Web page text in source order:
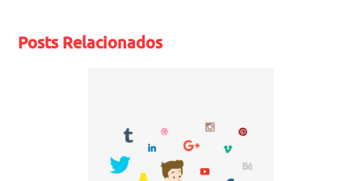
Posts Relacionados